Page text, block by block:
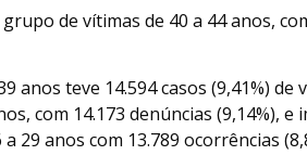
de vítimas de 40 a 44 anos,
anos teve 14.594 casos (9,41%) de
com 14.173 denúncias (9,14%), e
29 anos com 13.789 ocorrências